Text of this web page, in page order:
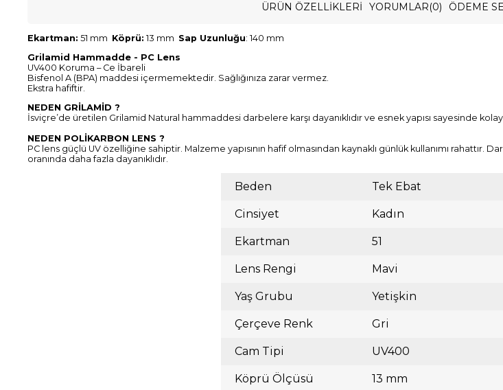
ÜRÜN ÖZELLIKLERI YORUMLAR(0) ÖDEME
Ekartman: 51 mm Köprü: 13 mm Sap Uzunluğu: 140 mm
Grilamid Hammadde - PC Lens
UV400 Koruma – Ce İbareli
Bisfenol A (BPA) maddesi içermemektedir. Sağlığınıza zarar vermez.
Ekstra hafiftir.
NEDEN GRİLAMİD ?
İsviçre’de üretilen Grilamid Natural hammaddesi darbelere karşı dayanıklıdır ve esnek yapısı sayesinde
NEDEN POLİKARBON LENS ?
PC lens güçlü UV özelliğine sahiptir. Malzeme yapısının hafif olmasından kaynaklı günlük kullanımı rahattır.
oranında daha fazla dayanıklıdır.
Beden Tek Ebat
Cinsiyet Kadın
Ekartman 51
Lens Rengi Mavi
Yaş Grubu Yetişkin
Çerçeve Renk Gri
Cam Tipi UV400
Köprü Ölçüsü 13 mm